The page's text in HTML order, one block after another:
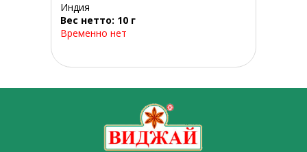
Индия
Вес нетто: 10 г
Временно нет